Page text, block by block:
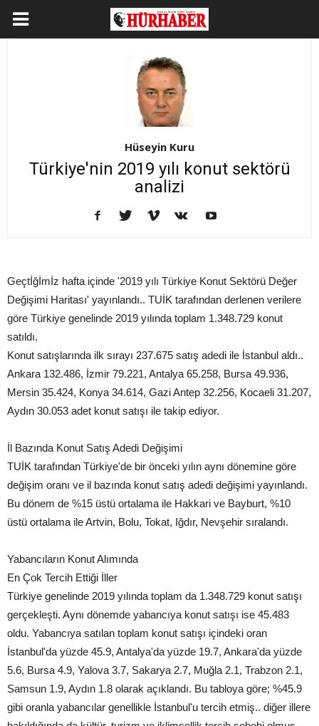
Hüseyin Kuru
Türkiye'nin 2019 yılı konut sektörü
analizi
Geçtİğİmİz hafta içinde '2019 yılı Türkiye Konut Sektörü Değer
Değişimi Haritası' yayınlandı.. TUİK tarafından derlenen verilere
göre Türkiye genelinde 2019 yılında toplam 1.348.729 konut
satıldı.
Konut satışlarında ilk sırayı 237.675 satış adedi ile İstanbul aldı..
Ankara 132.486, İzmir 79.221, Antalya 65.258, Bursa 49.936,
Mersin 35.424, Konya 34.614, Gazi Antep 32.256, Kocaeli 31.207,
Aydın 30.053 adet konut satışı ile takip ediyor.
İl Bazında Konut Satış Adedi Değişimi
TUİK tarafından Türkiye'de bir önceki yılın aynı dönemine göre
değişim oranı ve il bazında konut satış adedi değişimi yayınlandı.
Bu dönem de %15 üstü ortalama ile Hakkari ve Bayburt, %10
üstü ortalama ile Artvin, Bolu, Tokat, Iğdır, Nevşehir sıralandı.
Yabancıların Konut Alımında
En Çok Tercih Ettiği İller
Türkiye genelinde 2019 yılında toplam da 1.348.729 konut satışı
gerçekleşti. Aynı dönemde yabancıya konut satışı ise 45.483
oldu. Yabancıya satılan toplam konut satışı içindeki oran
İstanbul'da yüzde 45.9, Antalya'da yüzde 19.7, Ankara'da yüzde
5.6, Bursa 4.9, Yalova 3.7, Sakarya 2.7, Muğla 2.1, Trabzon 2.1,
Samsun 1.9, Aydın 1.8 olarak açıklandı. Bu tabloya göre; %45.9
gibi oranla yabancılar genellikle İstanbul'u tercih etmiş.. diğer illere